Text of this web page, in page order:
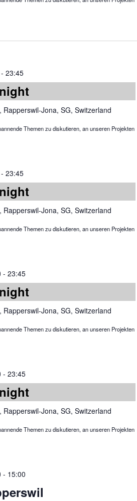
-23:45
Rapperswil-Jona, SG, Switzerland
Themen zu diskutieren, an unseren Projekten
-23:45
Rapperswil-Jona, SG, Switzerland
Themen zu diskutieren, an unseren Projekten
-23:45
Rapperswil-Jona, SG, Switzerland
Themen zu diskutieren, an unseren Projekten
-23:45
Rapperswil-Jona, SG, Switzerland
Themen zu diskutieren, an unseren Projekten
- 15:00